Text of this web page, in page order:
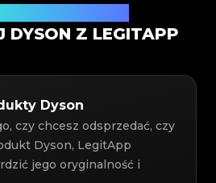
DYSON Z LEGITAPP
Dyson
czy chcesz odsprzedać, czy
Dyson, LegitApp
jego oryginalność i